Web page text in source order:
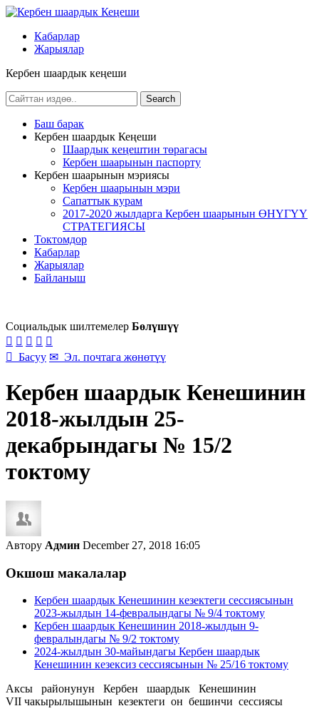
Кабарлар
Жарыялар
Кербен шаардык кеңеши
Баш барак
Кербен шаардык Кеңеши
Шаардык кеңештин төрагасы
Кербен шаарынын паспорту
Кербен шаарынын мэриясы
Кербен шаарынын мэри
Сапаттык курам
2017-2020 жылдарга Кербен шаарынын ӨНҮГҮҮ
СТРАТЕГИЯСЫ
Токтомдор
Кабарлар
Жарыялар
Байланыш
Социальдык шилтемелер Бөлүшүү
    
 Басуу ✉ Эл. почтага жөнөтүү
Кербен шаардык Кенешинин
2018-жылдын 25-
декабрындагы № 15/2
токтому
Автору Админ December 27, 2018 16:05
Окшош макалалар
Кербен шаардык Кенешинин кезектеги сессиясынын
2023-жылдын 14-февралындагы № 9/4 токтому
Кербен шаардык Кенешинин 2018-жылдын 9-
февралындагы № 9/2 токтому
2024-жылдын 30-майындагы Кербен шаардык
Кенешинин кезексиз сессиясынын № 25/16 токтому
Аксы районунун Кербен шаардык Кенешинин
VII чакырылышынын кезектеги он бешинчи сессиясы